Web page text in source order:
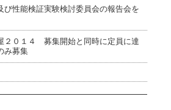
び性能検証実験検討委員会の報告会を
２０１４ 募集開始と同時に定員に達
み募集